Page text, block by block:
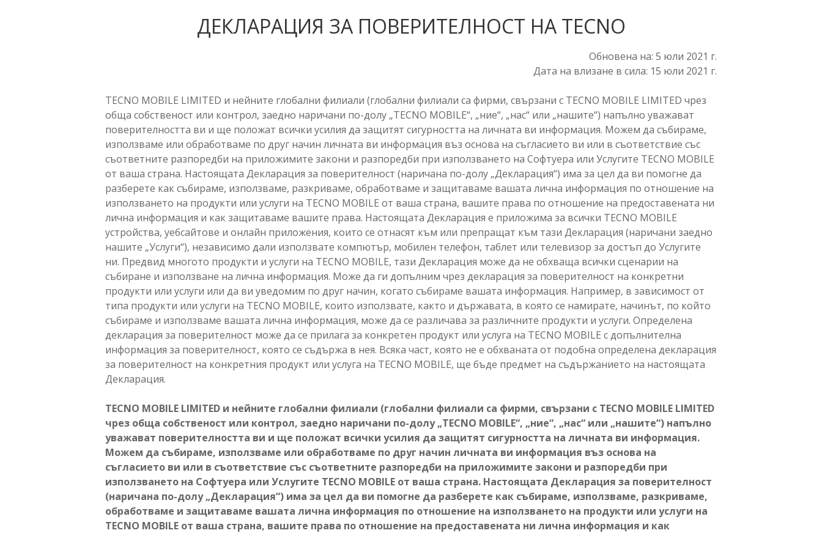
ДЕКЛАРАЦИЯ ЗА ПОВЕРИТЕЛНОСТ НА TECNO
Обновена на: 5 юли 2021 г.
Дата на влизане в сила: 15 юли 2021 г.
TECNO MOBILE LIMITED и нейните глобални филиали (глобални филиали са фирми, свързани с TECNO MOBILE LIMITED чрез
обща собственост или контрол, заедно наричани по-долу „TECNO MOBILE“, „ние“, „нас“ или „нашите“) напълно уважават
поверителността ви и ще положат всички усилия да защитят сигурността на личната ви информация. Можем да събираме,
използваме или обработваме по друг начин личната ви информация въз основа на съгласието ви или в съответствие със
съответните разпоредби на приложимите закони и разпоредби при използването на Софтуера или Услугите TECNO MOBILE
от ваша страна. Настоящата Декларация за поверителност (наричана по-долу „Декларация“) има за цел да ви помогне да
разберете как събираме, използваме, разкриваме, обработваме и защитаваме вашата лична информация по отношение на
използването на продукти или услуги на TECNO MOBILE от ваша страна, вашите права по отношение на предоставената ни
лична информация и как защитаваме вашите права. Настоящата Декларация е приложима за всички TECNO MOBILE
устройства, уебсайтове и онлайн приложения, които се отнасят към или препращат към тази Декларация (наричани заедно
нашите „Услуги“), независимо дали използвате компютър, мобилен телефон, таблет или телевизор за достъп до Услугите
ни. Предвид многото продукти и услуги на TECNO MOBILE, тази Декларация може да не обхваща всички сценарии на
събиране и използване на лична информация. Може да ги допълним чрез декларация за поверителност на конкретни
продукти или услуги или да ви уведомим по друг начин, когато събираме вашата информация. Например, в зависимост от
типа продукти или услуги на TECNO MOBILE, които използвате, както и държавата, в която се намирате, начинът, по който
събираме и използваме вашата лична информация, може да се различава за различните продукти и услуги. Определена
декларация за поверителност може да се прилага за конкретен продукт или услуга на TECNO MOBILE с допълнителна
информация за поверителност, която се съдържа в нея. Всяка част, която не е обхваната от подобна определена декларация
за поверителност на конкретния продукт или услуга на TECNO MOBILE, ще бъде предмет на съдържанието на настоящата
Декларация.
TECNO MOBILE LIMITED и нейните глобални филиали (глобални филиали са фирми, свързани с TECNO MOBILE LIMITED
чрез обща собственост или контрол, заедно наричани по-долу „TECNO MOBILE“, „ние“, „нас“ или „нашите“) напълно
уважават поверителността ви и ще положат всички усилия да защитят сигурността на личната ви информация.
Можем да събираме, използваме или обработваме по друг начин личната ви информация въз основа на
съгласието ви или в съответствие със съответните разпоредби на приложимите закони и разпоредби при
използването на Софтуера или Услугите TECNO MOBILE от ваша страна. Настоящата Декларация за поверителност
(наричана по-долу „Декларация“) има за цел да ви помогне да разберете как събираме, използваме, разкриваме,
обработваме и защитаваме вашата лична информация по отношение на използването на продукти или услуги на
TECNO MOBILE от ваша страна, вашите права по отношение на предоставената ни лична информация и как